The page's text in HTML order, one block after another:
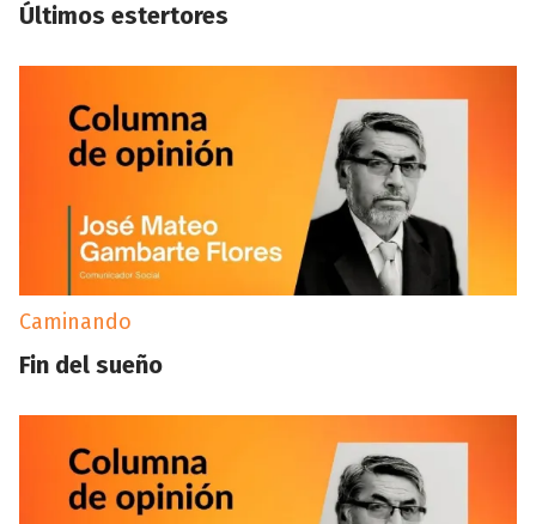
Últimos estertores
Caminando
Fin del sueño